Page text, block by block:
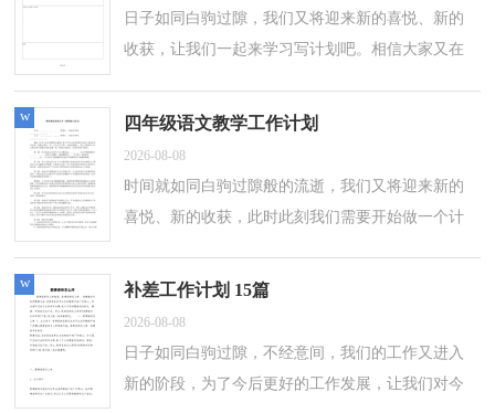
日子如同白驹过隙，我们又将迎来新的喜悦、新的
收获，让我们一起来学习写计划吧。相信大家又在
学工作计划，仅供参考，大家一起来看看吧...
四年级语文教学工作计划
2026-08-08
时间就如同白驹过隙般的流逝，我们又将迎来新的
喜悦、新的收获，此时此刻我们需要开始做一个计
家整理的四年级语文教学工作计划，欢迎...
w
补差工作计划 15篇
2026-08-08
日子如同白驹过隙，不经意间，我们的工作又进入
新的阶段，为了今后更好的工作发展，让我们对今
w